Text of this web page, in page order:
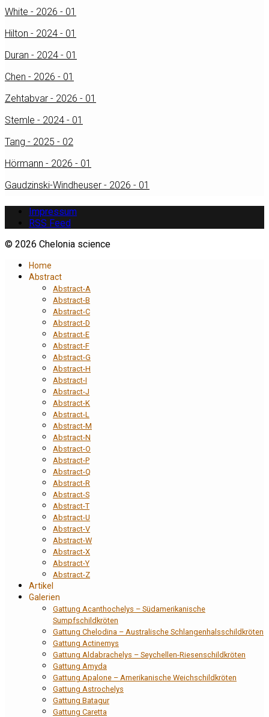
White - 2026 - 01
Hilton - 2024 - 01
Duran - 2024 - 01
Chen - 2026 - 01
Zehtabvar - 2026 - 01
Stemle - 2024 - 01
Tang - 2025 - 02
Hörmann - 2026 - 01
Gaudzinski-Windheuser - 2026 - 01
Impressum
RSS Feed
© 2026 Chelonia science
Home
Abstract
Abstract-A
Abstract-B
Abstract-C
Abstract-D
Abstract-E
Abstract-F
Abstract-G
Abstract-H
Abstract-I
Abstract-J
Abstract-K
Abstract-L
Abstract-M
Abstract-N
Abstract-O
Abstract-P
Abstract-Q
Abstract-R
Abstract-S
Abstract-T
Abstract-U
Abstract-V
Abstract-W
Abstract-X
Abstract-Y
Abstract-Z
Artikel
Galerien
Gattung Acanthochelys – Südamerikanische
Sumpfschildkröten
Gattung Chelodina – Australische Schlangenhalsschildkröten
Gattung Actinemys
Gattung Aldabrachelys – Seychellen-Riesenschildkröten
Gattung Amyda
Gattung Apalone – Amerikanische Weichschildkröten
Gattung Astrochelys
Gattung Batagur
Gattung Caretta